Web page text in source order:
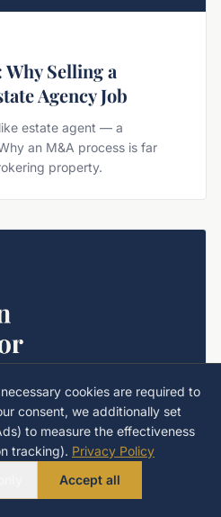
cookies are required to
consent, we additionally set
to measure the effectiveness
tracking). Privacy Policy
Accept all
Selling a
Agency Job
estate agent — a
an M&A process is far
property.
Criteria,